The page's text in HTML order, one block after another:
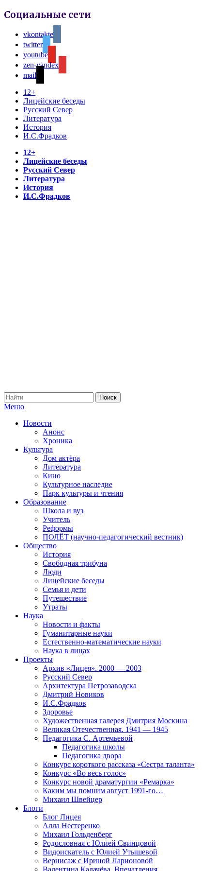
Социальные сети
vkontakte
twitter
youtube
zen-yandex
mail
12+
Лицейские беседы
Русский Север
Литература
История
И.С.Фрадков
12+
Лицейские беседы
Русский Север
Литература
История
И.С.Фрадков
Меню
Новости
Анонс
Хроника
Культура
Дом актёра
Литература
Кино
Культурное наследие
Парк культуры и чтения
Образование
Школа и вуз
Учитель
Реформы
ПОЛЁТ (научно-педагогический вестник)
Общество
История
Свободная трибуна
Люди
Лицейские беседы
Семья и дети
Путешествие
Утраты
Наука
Новости и факты
Гуманитарные науки
Естественно-математические науки
Наука в лицах
Проекты
Архив «Лицея». 2000 — 2003
Русский Север
Архитектура Петрозаводска
Дмитрий Новиков
И.С.Фрадков
Здоровье
Художественная галерея Дмитрия Москина
Великая Отечественная. 1941 — 1945
Педагогика С. Артемьевой
Педагогика школы
Педагогика двора
Конкурс короткого рассказа «Сестра таланта»
Конкурс «Во весь голос»
Конкурс новой драматургии «Ремарка»
Каким мы помним август 1991-го…
Михаил Швейцер
Блоги
Блог Лицея
Алла Нестеренко
Михаил Гольденберг
Родословная с Юлией Свинцовой
Видоискатель с Юлией Утышевой
Вернисаж с Ириной Ларионовой